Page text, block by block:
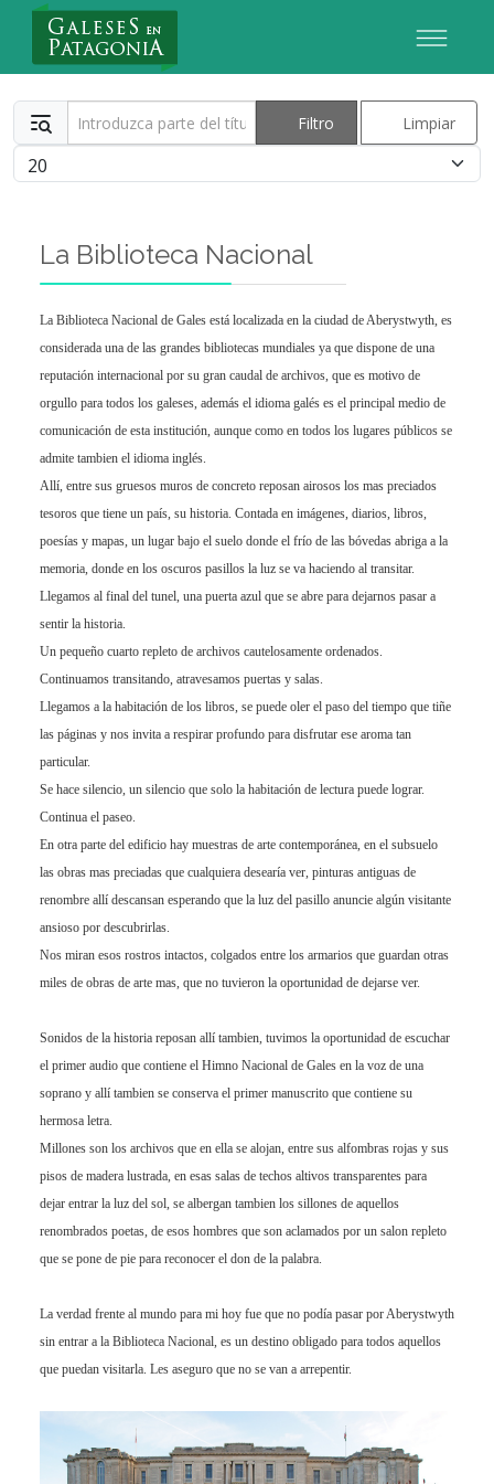
Nuevo Usuario
Introduzca parte del título Filtro Limpiar
Cantidad
La Biblioteca Nacional
La Biblioteca Nacional de Gales está localizada en la ciudad de Aberystwyth, es
considerada una de las grandes bibliotecas mundiales ya que dispone de una
reputación internacional por su gran caudal de archivos, que es motivo de
orgullo para todos los galeses, además el idioma galés es el principal medio de
comunicación de esta institución, aunque como en todos los lugares públicos se
admite tambien el idioma inglés.
Allí, entre sus gruesos muros de concreto reposan airosos los mas preciados
tesoros que tiene un país, su historia. Contada en imágenes, diarios, libros,
poesías y mapas, un lugar bajo el suelo donde el frío de las bóvedas abriga a la
memoria, donde en los oscuros pasillos la luz se va haciendo al transitar.
Llegamos al final del tunel, una puerta azul que se abre para dejarnos pasar a
sentir la historia.
Un pequeño cuarto repleto de archivos cautelosamente ordenados.
Continuamos transitando, atravesamos puertas y salas.
Llegamos a la habitación de los libros, se puede oler el paso del tiempo que tiñe
las páginas y nos invita a respirar profundo para disfrutar ese aroma tan
particular.
Se hace silencio, un silencio que solo la habitación de lectura puede lograr.
Continua el paseo.
En otra parte del edificio hay muestras de arte contemporánea, en el subsuelo
las obras mas preciadas que cualquiera desearía ver, pinturas antiguas de
renombre allí descansan esperando que la luz del pasillo anuncie algún visitante
ansioso por descubrirlas.
Nos miran esos rostros intactos, colgados entre los armarios que guardan otras
miles de obras de arte mas, que no tuvieron la oportunidad de dejarse ver.
Sonidos de la historia reposan allí tambien, tuvimos la oportunidad de escuchar
el primer audio que contiene el Himno Nacional de Gales en la voz de una
soprano y allí tambien se conserva el primer manuscrito que contiene su
hermosa letra.
Millones son los archivos que en ella se alojan, entre sus alfombras rojas y sus
pisos de madera lustrada, en esas salas de techos altivos transparentes para
dejar entrar la luz del sol, se albergan tambien los sillones de aquellos
renombrados poetas, de esos hombres que son aclamados por un salon repleto
que se pone de pie para reconocer el don de la palabra.
La verdad frente al mundo para mi hoy fue que no podía pasar por Aberystwyth
sin entrar a la Biblioteca Nacional, es un destino obligado para todos aquellos
que puedan visitarla. Les aseguro que no se van a arrepentir.